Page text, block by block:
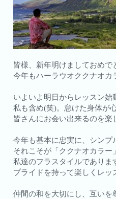
皆様、新年明けましておめで
今年もハーラウオククナオカ
いよいよ明日からレッスン始
私も含め(笑)。怠けた身体が
皆さんにお会い出来るのを楽
今年も基本に忠実に、シンプ
それこそが「ククナオカラー
私達のフラスタイルでありま
プライドを持って楽しくレッ
仲間の和を大切にし、互いを